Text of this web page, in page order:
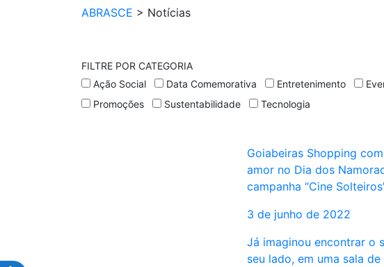
ABRASCE > Notícias
FILTRE POR CATEGORIA
Ação Social
Data Comemorativa Entretenimento
Promoções
Sustentabilidade Tecnologia
Goiabeiras Shopping
amor no Dia dos
campanha “Cine
3 de junho de 2022
Já imaginou encontrar o
seu lado, em uma sala de